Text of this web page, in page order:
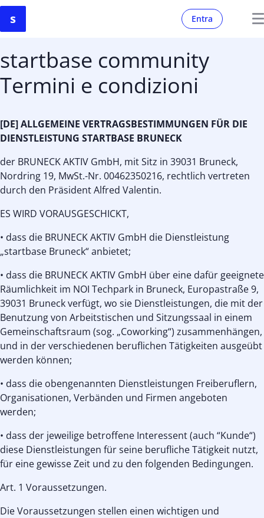
Entra
startbase community
Termini e condizioni
[DE] ALLGEMEINE VERTRAGSBESTIMMUNGEN FÜR DIE
DIENSTLEISTUNG STARTBASE BRUNECK
der BRUNECK AKTIV GmbH, mit Sitz in 39031 Bruneck,
Nordring 19, MwSt.-Nr. 00462350216, rechtlich vertreten
durch den Präsident Alfred Valentin.
ES WIRD VORAUSGESCHICKT,
• dass die BRUNECK AKTIV GmbH die Dienstleistung
„startbase Bruneck“ anbietet;
• dass die BRUNECK AKTIV GmbH über eine dafür geeignete
Räumlichkeit im NOI Techpark in Bruneck, Europastraße 9,
39031 Bruneck verfügt, wo sie Dienstleistungen, die mit der
Benutzung von Arbeitstischen und Sitzungssaal in einem
Gemeinschaftsraum (sog. „Coworking“) zusammenhängen,
und in der verschiedenen beruflichen Tätigkeiten ausgeübt
werden können;
• dass die obengenannten Dienstleistungen Freiberuflern,
Organisationen, Verbänden und Firmen angeboten
werden;
• dass der jeweilige betroffene Interessent (auch “Kunde“)
diese Dienstleistungen für seine berufliche Tätigkeit nutzt,
für eine gewisse Zeit und zu den folgenden Bedingungen.
Art. 1 Voraussetzungen.
Die Voraussetzungen stellen einen wichtigen und